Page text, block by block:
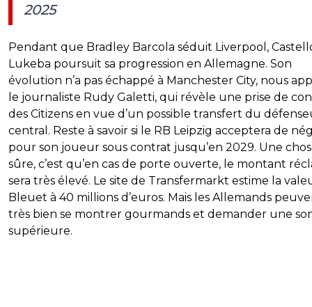
2025
Pendant que Bradley Barcola séduit Liverpool,
Lukeba poursuit sa progression en Allemagne. Son
évolution n’a pas échappé à Manchester City, nous
le journaliste Rudy Galetti, qui révèle une prise de
des Citizens en vue d’un possible transfert du
central. Reste à savoir si le RB Leipzig acceptera de
pour son joueur sous contrat jusqu’en 2029. Une
sûre, c’est qu’en cas de porte ouverte, le montant
sera très élevé. Le site de Transfermarkt estime la
Bleuet à 40 millions d’euros. Mais les Allemands
très bien se montrer gourmands et demander une
supérieure.